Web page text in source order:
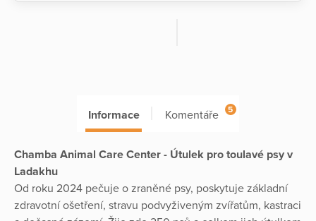
Informace Komentáře 5
Chamba Animal Care Center - Útulek pro toulavé psy v
Ladakhu
Od roku 2024 pečuje o zraněné psy, poskytuje základní
zdravotní ošetření, stravu podvyživeným zvířatům, kastraci